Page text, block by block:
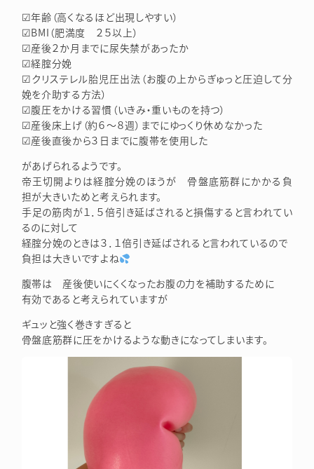
☑年齢（高くなるほど出現しやすい）
☑BMI（肥満度 ２５以上）
☑産後２か月までに尿失禁があったか
☑経腟分娩
☑クリステレル胎児圧出法（お腹の上からぎゅっと圧迫して分
娩を介助する方法）
☑腹圧をかける習慣（いきみ・重いものを持つ）
☑産後床上げ（約６～８週）までにゆっくり休めなかった
☑産後直後から３日までに腹帯を使用した
があげられるようです。
帝王切開よりは経腟分娩のほうが 骨盤底筋群にかかる負
担が大きいためと考えられます。
手足の筋肉が１．５倍引き延ばされると損傷すると言われてい
るのに対して
経腟分娩のときは３．１倍引き延ばされると言われているので
負担は大きいですよね
腹帯は 産後使いにくくなったお腹の力を補助するために
有効であると考えられていますが
ギュッと強く巻きすぎると
骨盤底筋群に圧をかけるような動きになってしまいます。